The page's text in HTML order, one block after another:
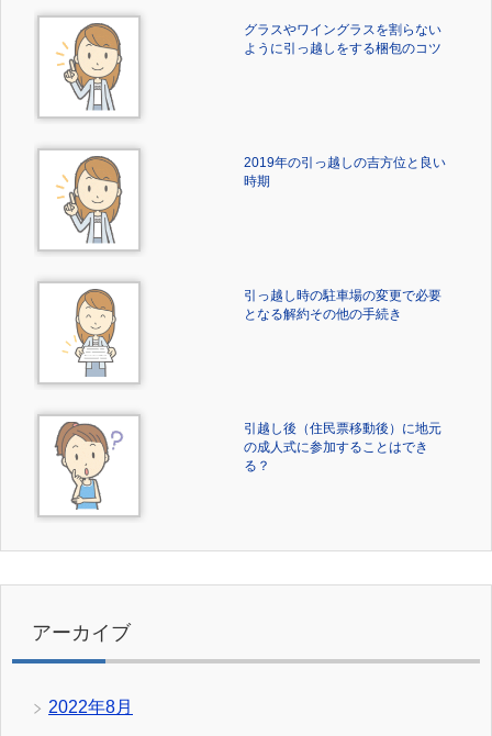
グラスやワイングラスを割らない
ように引っ越しをする梱包のコツ
2019年の引っ越しの吉方位と良い
時期
引っ越し時の駐車場の変更で必要
となる解約その他の手続き
引越し後（住民票移動後）に地元
の成人式に参加することはでき
る？
アーカイブ
2022年8月